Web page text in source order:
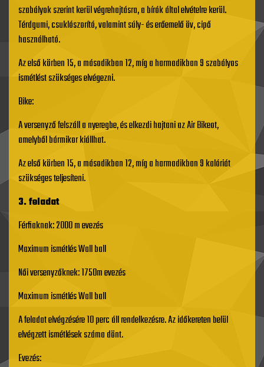
szabályok szerint kerül végrehajtásra, a bírók által elvételre kerül.
Térdgumi, csuklószorító, valamint súly- és erőemelő öv, cipő
használható.
Az első körben 15, a másodikban 12, míg a harmadikban 9 szabályos
ismétlést szükséges elvégezni.
Bike:
A versenyző felszáll a nyeregbe, és elkezdi hajtani az Air Bikeot,
amelyből bármikor kiállhat.
Az első körben 15, a másodikban 12, míg a harmadikban 9 kalóriát
szükséges teljesíteni.
3. feladat
Férfiaknak: 2000 m evezés
Maximum ismétlés Wall ball
Női versenyzőknek: 1750m evezés
Maximum ismétlés Wall ball
A feladat elvégzésére 10 perc áll rendelkezésre. Az időkereten belül
elvégzett ismétlések száma dönt.
Evezés: